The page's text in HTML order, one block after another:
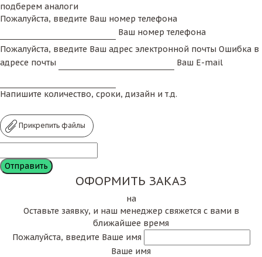
подберем аналоги
Пожалуйста, введите Ваш номер телефона
Ваш номер телефона
Пожалуйста, введите Ваш адрес электронной почты Ошибка в
адресе почты
Ваш E-mail
Напишите количество, сроки, дизайн и т.д.
Прикрепить файлы
ОФОРМИТЬ ЗАКАЗ
на
Оставьте заявку, и наш менеджер свяжется с вами в
ближайшее время
Пожалуйста, введите Ваше имя
Ваше имя